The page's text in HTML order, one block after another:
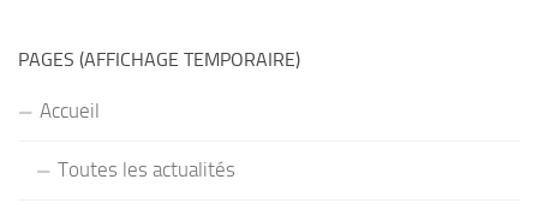
PAGES (AFFICHAGE TEMPORAIRE)
Accueil
Toutes les actualités